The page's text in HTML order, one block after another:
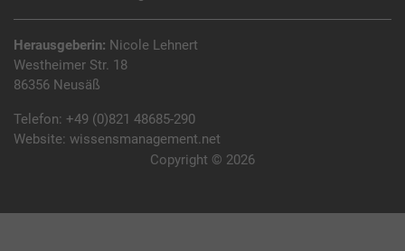
Herausgeberin: Nicole Lehnert
Westheimer Str. 18
86356 Neusäß
Telefon: +49 (0)821 48685-290
Website: wissensmanagement.net
Copyright © 2026